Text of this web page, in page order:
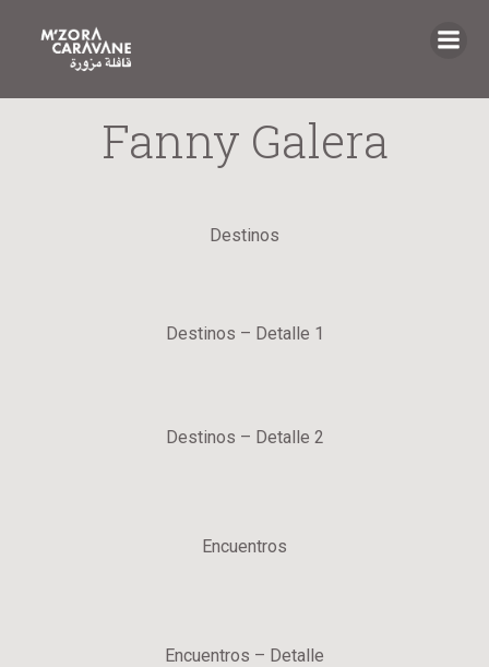
Fanny Galera
Destinos
Destinos – Detalle 1
Destinos – Detalle 2
Encuentros
Encuentros – Detalle